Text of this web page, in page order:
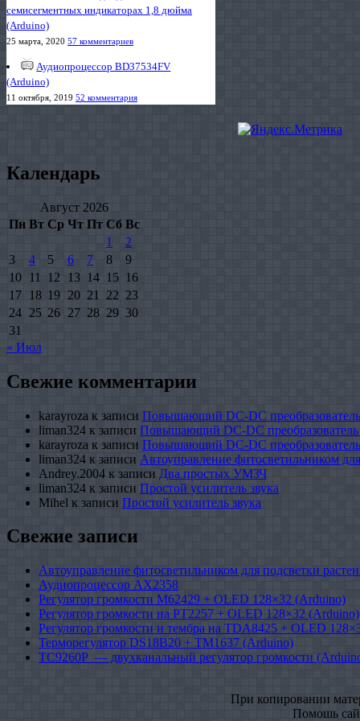
семисегментных индикаторах 1,8 дюйма
(Arduino)
25 марта, 2020 57 комментариев
Аудиопроцессор BD37534FV
(Arduino)
11 октября, 2019 52 комментария
Календарь
Август 2026
Пн Вт Ср Чт Пт Сб Вс
1
2
3
4 5 6 7 8
9
10 11 12 13 14 15 16
17 18 19 20 21 22 23
24 25 26 27 28 29 30
31
« Июл
Свежие комментарии
karayroza к записи Повышающий DC-DC
liman324 к записи Повышающий DC-DC
karayroza к записи Повышающий DC-DC
liman324 к записи Автоуправление фитосветильником
Andrey.2004 к записи Два простых УМЗЧ
liman324 к записи Простой усилитель звука
Mihel к записи Простой усилитель звука
Свежие записи
Автоуправление фитосветильником для подсветки
Аудиопроцессор AX2358
Регулятор громкости M62429 + OLED 128×32 (Arduino)
Регулятор громкости на PT2257 + OLED 128×32 (Arduino)
Регулятор громкости и тембра на TDA8425 + OLED
Терморегулятор DS18B20 + TM1637 (Arduino)
TC9260P — двухканальный регулятор громкости
При копировании
Помошь